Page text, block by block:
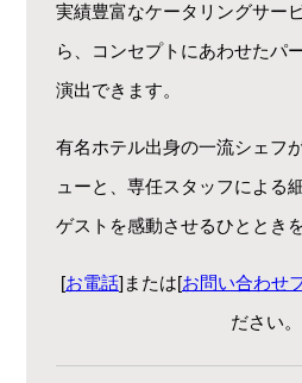
実績豊富なケータリングサー
ら、コンセプトにあわせたパ
演出できます。
有名ホテル出身の一流シェフ
ューと、専任スタッフによる
ゲストを感動させるひととき
[お電話]または[お問い合わせ
ださい。